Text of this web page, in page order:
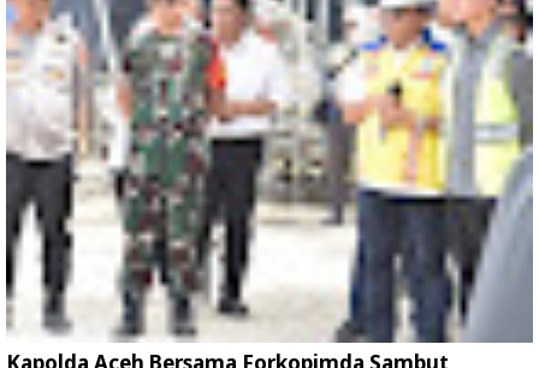
Kapolda Aceh Bersama Forkopimda Sambut